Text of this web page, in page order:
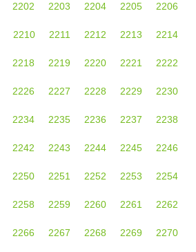
2202 2203 2204 2205 2206
2210 2211 2212 2213 2214
2218 2219 2220 2221 2222
2226 2227 2228 2229 2230
2234 2235 2236 2237 2238
2242 2243 2244 2245 2246
2250 2251 2252 2253 2254
2258 2259 2260 2261 2262
2266 2267 2268 2269 2270